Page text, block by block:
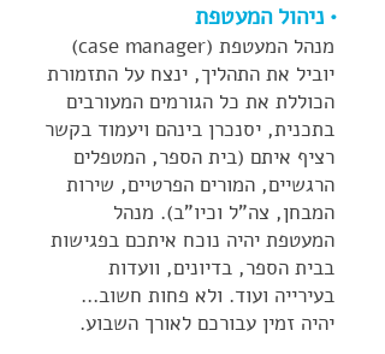
• ניהול המעטפת
מנהל המעטפת (case manager)
יוביל את התהליך, ינצח על התזמורת
הכוללת את כל הגורמים המעורבים
בתכנית, יסנכרן בינהם ויעמוד בקשר
רציף איתם (בית הספר, המטפלים
הרגשיים, המורים הפרטיים, שירות
המבחן, צה"ל וכיו"ב). מנהל
המעטפת יהיה נוכח איתכם בפגישות
בבית הספר, בדיונים, וועדות
בעירייה ועוד. ולא פחות חשוב...
יהיה זמין עבורכם לאורך השבוע.